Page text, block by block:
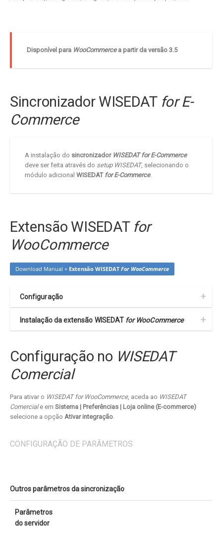
Disponível para WooCommercea partir da versão 3.5
Sincronizador WISEDAT for E-
Commerce
A instalação do sincronizador WISEDAT for E-Commerce
deve ser feita através do setup WISEDAT, selecionando o
módulo adicional WISEDAT for E-Commerce.
Extensão WISEDAT for
WooCommerce
Download Manual + Extensão WISEDATFor WooCommerce
Configuração
Instalação da extensão WISEDAT for WooCommerce
Configuração no WISEDAT
Comercial
Para ativar o WISEDAT for WooCommerce, aceda ao WISEDAT
Comerciale em Sistema | Preferências | Loja online (E-commerce)
selecione a opção Ativar integração.
CONFIGURAÇÃO DE PARÂMETROS
Outros parâmetros da sincronização
Parâmetros
do servidor